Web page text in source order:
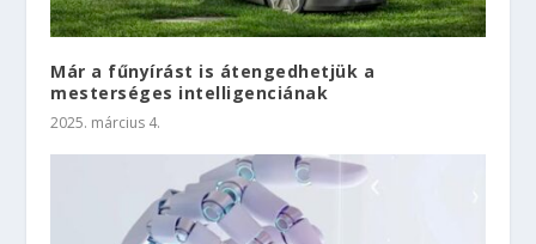
Már a fűnyírást is átengedhetjük a
mesterséges intelligenciának
2025. március 4.